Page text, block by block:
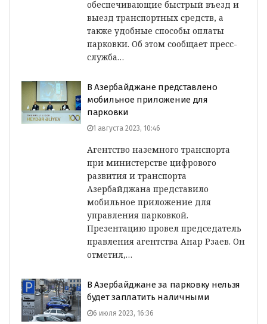
обеспечивающие быстрый въезд и
выезд транспортных средств, а
также удобные способы оплаты
парковки. Об этом сообщает пресс-
служба…
В Азербайджане представлено
мобильное приложение для
парковки
1 августа 2023, 10:46
Агентство наземного транспорта
при министерстве цифрового
развития и транспорта
Азербайджана представило
мобильное приложение для
управления парковкой.
Презентацию провел председатель
правления агентства Анар Рзаев. Он
отметил,…
В Азербайджане за парковку нельзя
будет заплатить наличными
6 июля 2023, 16:36